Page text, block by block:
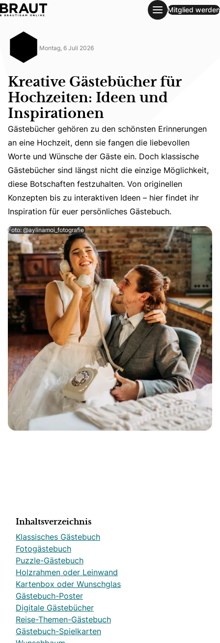
Kreative Gästebücher für Hochzeiten: Ideen und
Mitglied werden
Montag, 6 Juli 2026
Kreative Gästebücher für
Hochzeiten: Ideen und
Inspirationen
Gästebücher gehören zu den schönsten Erinnerungen
Gästebücher gehören zu den schönsten Erinnerungen
an eine Hochzeit, denn sie fangen die liebevollen
Worte und Wünsche der Gäste ein. Doch klassische
Gästebücher sind längst nicht die einzige Möglichkeit,
diese Botschaften festzuhalten. Von originellen
Konzepten bis zu interaktiven Ideen – hier findet ihr
Inspiration für euer persönliches Gästebuch.
Foto: @aylinamoi_fotografie
Inhaltsverzeichnis
Klassisches Gästebuch
Fotogästebuch
Puzzle-Gästebuch
Holzrahmen oder Leinwand
Kartenbox oder Wunschglas
Gästebuch-Poster
Digitale Gästebücher
Reise-Themen-Gästebuch
Gästebuch-Spielkarten